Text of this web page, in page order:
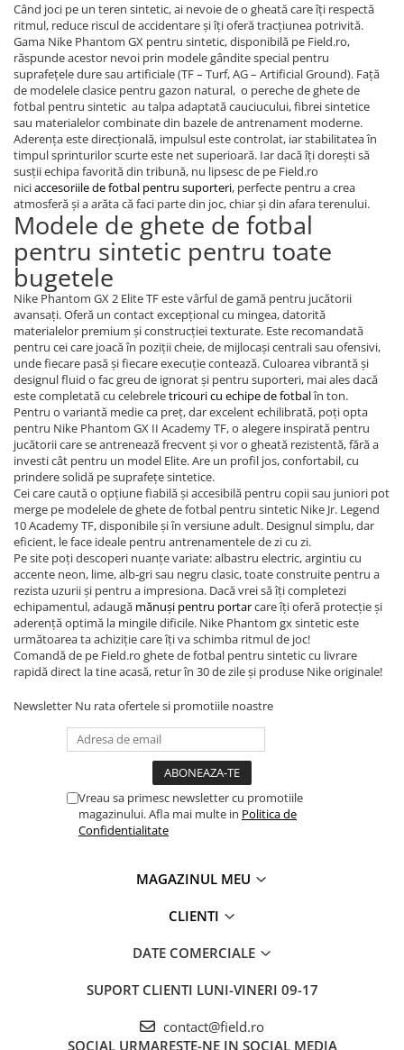
Când joci pe un teren sintetic, ai nevoie de o gheată care îți respectă
ritmul, reduce riscul de accidentare și îți oferă tracțiunea potrivită.
Gama Nike Phantom GX pentru sintetic, disponibilă pe Field.ro,
răspunde acestor nevoi prin modele gândite special pentru
suprafețele dure sau artificiale (TF – Turf, AG – Artificial Ground). Față
de modelele clasice pentru gazon natural, o pereche de ghete de
fotbal pentru sintetic au talpa adaptată cauciucului, fibrei sintetice
sau materialelor combinate din bazele de antrenament moderne.
Aderența este direcțională, impulsul este controlat, iar stabilitatea în
timpul sprinturilor scurte este net superioară. Iar dacă îți dorești să
susții echipa favorită din tribună, nu lipsesc de pe Field.ro
niciaccesoriile de fotbal pentru suporteri, perfecte pentru a crea
atmosferă și a arăta că faci parte din joc, chiar și din afara terenului.
Modele de ghete de fotbal
pentru sintetic pentru toate
bugetele
Nike Phantom GX 2 Elite TF este vârful de gamă pentru jucătorii
avansați. Oferă un contact excepțional cu mingea, datorită
materialelor premium și construcției texturate. Este recomandată
pentru cei care joacă în poziții cheie, de mijlocași centrali sau ofensivi,
unde fiecare pasă și fiecare execuție contează. Culoarea vibrantă și
designul fluid o fac greu de ignorat și pentru suporteri, mai ales dacă
este completată cu celebreletricouri cu echipe de fotbalîn ton.
Pentru o variantă medie ca preț, dar excelent echilibrată, poți opta
pentru Nike Phantom GX II Academy TF, o alegere inspirată pentru
jucătorii care se antrenează frecvent și vor o gheată rezistentă, fără a
investi cât pentru un model Elite. Are un profil jos, confortabil, cu
prindere solidă pe suprafețe sintetice.
Cei care caută o opțiune fiabilă și accesibilă pentru copii sau juniori pot
merge pe modelele de ghete de fotbal pentru sintetic Nike Jr. Legend
10 Academy TF, disponibile și în versiune adult. Designul simplu, dar
eficient, le face ideale pentru antrenamentele de zi cu zi.
Pe site poți descoperi nuanțe variate: albastru electric, argintiu cu
accente neon, lime, alb-gri sau negru clasic, toate construite pentru a
rezista uzurii și pentru a impresiona. Dacă vrei să îți completezi
echipamentul, adaugă mănuși pentru portarcare îți oferă protecție și
aderență optimă la mingile dificile. Nike Phantom gx sintetic este
următoarea ta achiziție care îți va schimba ritmul de joc!
Comandă de pe Field.ro ghete de fotbal pentru sintetic cu livrare
rapidă direct la tine acasă, retur în 30 de zile și produse Nike originale!
Newsletter Nu rata ofertele si promotiile noastre
Vreau sa primesc newsletter cu promotiile
magazinului. Afla mai multe in Politica de
Confidentialitate
MAGAZINUL MEU
CLIENTI
DATE COMERCIALE
SUPORT CLIENTI LUNI-VINERI 09-17
contact@field.ro
SOCIAL URMARESTE-NE IN SOCIAL MEDIA